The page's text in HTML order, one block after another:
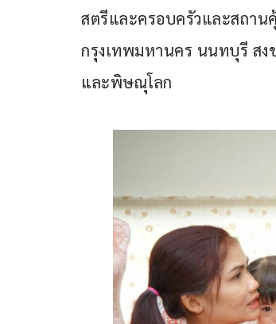
สตรีและครอบครัวและสถา
กรุงเทพมหานคร นนทบุรี สง
และพิษณุโลก